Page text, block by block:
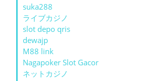
suka288
ライブカジノ
slot depo qris
dewajp
M88 link
Nagapoker Slot Gacor
ネットカジノ